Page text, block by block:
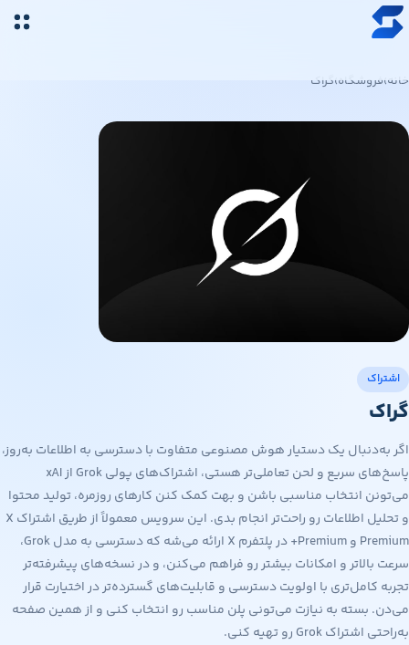
پرش به محتوای اصلی
قیمت ارز دیجیتال
فروشگاه
خانه›فروشگاه›گراک
اشتراک
گراک
اگر به‌دنبال یک دستیار هوش مصنوعی متفاوت با دسترسی به اطلاعات به‌روز،
پاسخ‌های سریع و لحن تعاملی‌تر هستی، اشتراک‌های پولی Grok از xAI
می‌تونن انتخاب مناسبی باشن و بهت کمک کنن کارهای روزمره، تولید محتوا
و تحلیل اطلاعات رو راحت‌تر انجام بدی. این سرویس معمولاً از طریق اشتراک X
Premium و Premium+ در پلتفرم X ارائه می‌شه که دسترسی به مدل Grok،
سرعت بالاتر و امکانات بیشتر رو فراهم می‌کنن، و در نسخه‌های پیشرفته‌تر
تجربه کامل‌تری با اولویت دسترسی و قابلیت‌های گسترده‌تر در اختیارت قرار
می‌دن. بسته به نیازت می‌تونی پلن مناسب رو انتخاب کنی و از همین صفحه
به‌راحتی اشتراک Grok رو تهیه کنی.